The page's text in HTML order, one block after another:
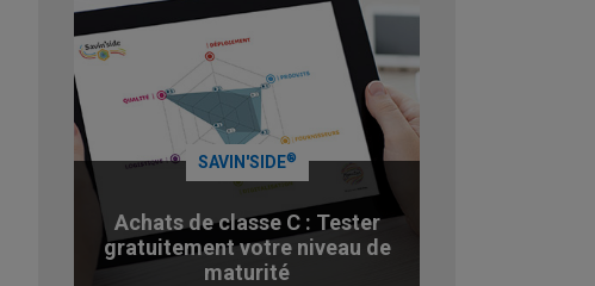
SAVIN'SIDE®
Achats de classe C : Tester
gratuitement votre niveau de
maturité